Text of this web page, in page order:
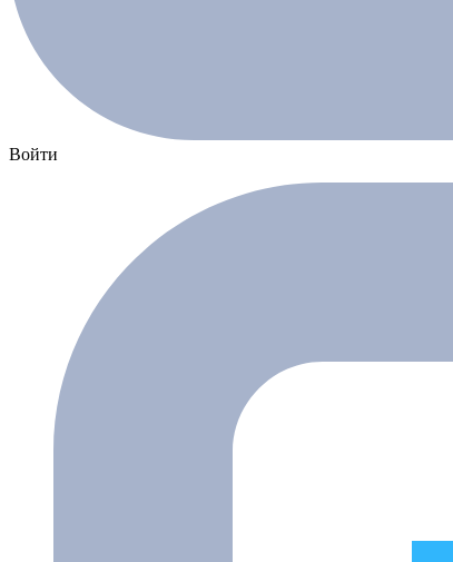
Войти